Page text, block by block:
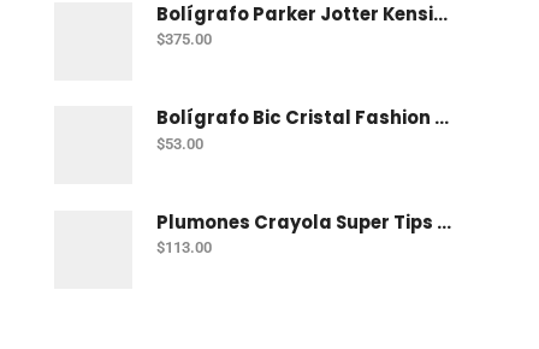
Bolígrafo Parker Jotter Kensington Ct Bp
$375.00
Bolígrafo Bic Cristal Fashion Con 15 Punto Grueso (1.2 Mm)
$53.00
Plumones Crayola Super Tips Pastel Con 12
$113.00